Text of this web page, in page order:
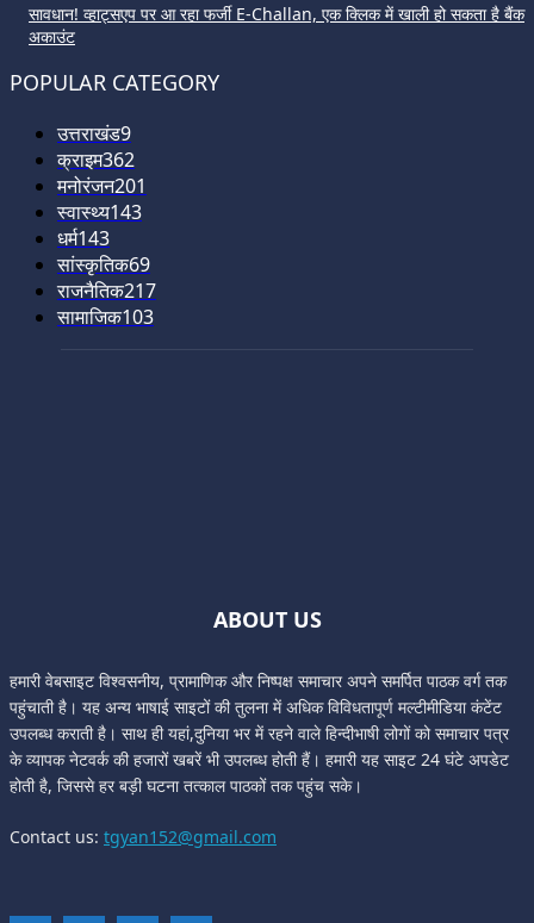
सावधान! व्हाट्सएप पर आ रहा फर्जी E-Challan, एक क्लिक में खाली हो सकता है बैंक
अकाउंट
POPULAR CATEGORY
उत्तराखंड9
क्राइम362
मनोरंजन201
स्वास्थ्य143
धर्म143
सांस्कृतिक69
राजनैतिक217
सामाजिक103
ABOUT US
हमारी वेबसाइट विश्वसनीय, प्रामाणिक और निष्पक्ष समाचार अपने समर्पित पाठक वर्ग तक
पहुंचाती है। यह अन्य भाषाई साइटों की तुलना में अधिक विविधतापूर्ण मल्टीमीडिया कंटेंट
उपलब्ध कराती है। साथ ही यहां,दुनिया भर में रहने वाले हिन्दीभाषी लोगों को समाचार पत्र
के व्यापक नेटवर्क की हजारों खबरें भी उपलब्ध होती हैं। हमारी यह साइट 24 घंटे अपडेट
होती है, जिससे हर बड़ी घटना तत्काल पाठकों तक पहुंच सके।
Contact us: tgyan152@gmail.com